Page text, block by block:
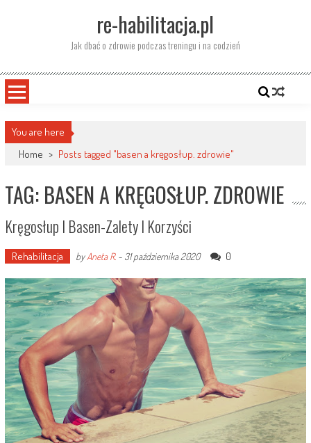
re-habilitacja.pl
Jak dbać o zdrowie podczas treningu i na codzień
You are here
Home > Posts tagged "basen a kręgosłup. zdrowie"
TAG: BASEN A KRĘGOSŁUP. ZDROWIE
Kręgosłup I Basen-Zalety I Korzyści
Rehabilitacja byAneta R.- 31 października 2020 0